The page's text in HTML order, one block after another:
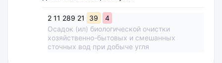
2 11 289 21 39
4
Осадок (ил) биологической очистки
хозяйственно-бытовых и смешанных
сточных вод при добыче угля